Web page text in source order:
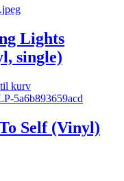
Lights
single)
kurv
Self (Vinyl)